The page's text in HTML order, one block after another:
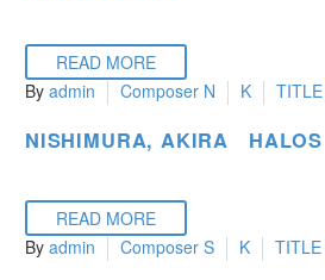
READ MORE
By admin Composer N K
NISHIMURA, AKIRA HALOS
READ MORE
By admin Composer S K TITLE